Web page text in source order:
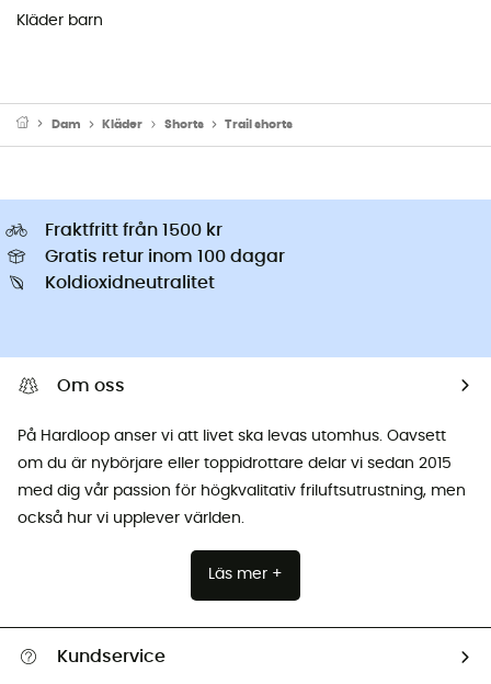
Kläder barn
Dam Kläder Shorts Trail shorts
Fraktfritt från 1500 kr
Gratis retur inom 100 dagar
Koldioxidneutralitet
Om oss
På Hardloop anser vi att livet ska levas utomhus. Oavsett
om du är nybörjare eller toppidrottare delar vi sedan 2015
med dig vår passion för högkvalitativ friluftsutrustning, men
också hur vi upplever världen.
Läs mer +
Kundservice